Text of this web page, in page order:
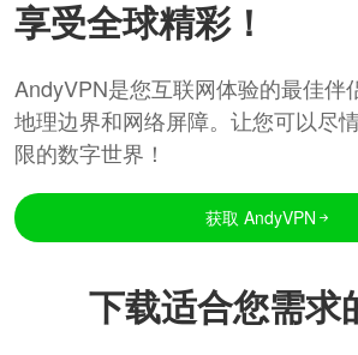
享受全球精彩！
AndyVPN是您互联网体验的最佳伴
地理边界和网络屏障。让您可以尽
限的数字世界！
获取 AndyVPN
下载适合您需求